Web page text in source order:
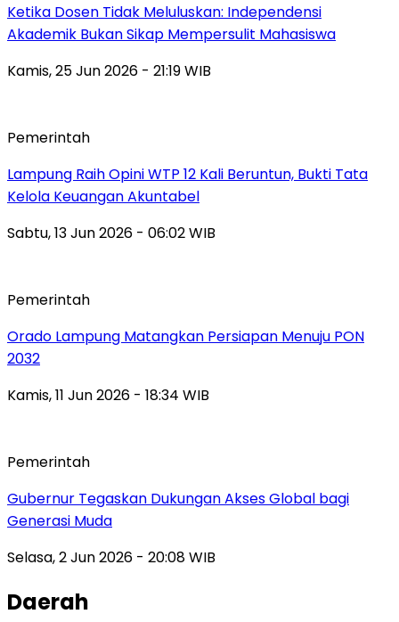
Ketika Dosen Tidak Meluluskan: Independensi
Akademik Bukan Sikap Mempersulit Mahasiswa
Kamis, 25 Jun 2026 - 21:19 WIB
Pemerintah
Lampung Raih Opini WTP 12 Kali Beruntun, Bukti Tata
Kelola Keuangan Akuntabel
Sabtu, 13 Jun 2026 - 06:02 WIB
Pemerintah
Orado Lampung Matangkan Persiapan Menuju PON
2032
Kamis, 11 Jun 2026 - 18:34 WIB
Pemerintah
Gubernur Tegaskan Dukungan Akses Global bagi
Generasi Muda
Selasa, 2 Jun 2026 - 20:08 WIB
Daerah